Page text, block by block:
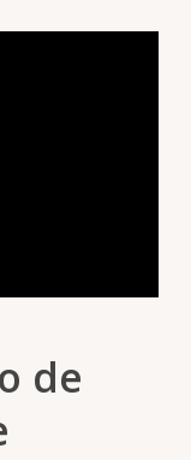
de